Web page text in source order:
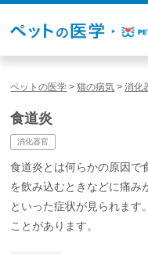
ペットの医学 >猫の病気 >消化
食道炎
消化器官
食道炎とは何らかの原因で
を飲み込むときなどに痛み
といった症状が見られます
ことがあります。